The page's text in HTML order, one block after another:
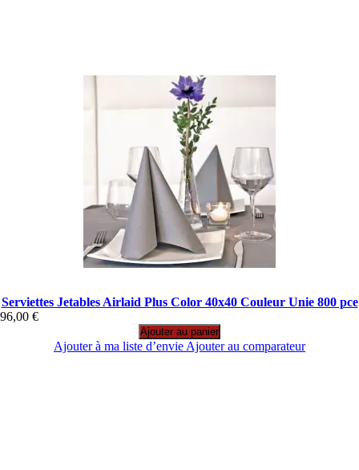
Serviettes Jetables Airlaid Plus Color 40x40 Couleur Unie 800 pce
96,00 €
Ajouter au panier
Ajouter à ma liste d’envie Ajouter au comparateur